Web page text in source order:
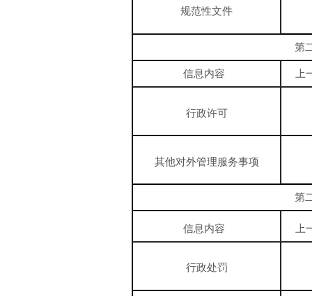
规范性文件
第
信息内容
行政许可
其他对外管理服务事项
第
信息内容
行政处罚